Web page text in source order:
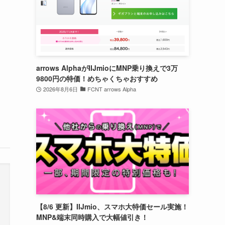
arrows AlphaがIIJmioにMNP乗り換えで3万
9800円の特価！めちゃくちゃおすすめ
2026年8月6日 FCNT arrows Alpha
【8/6 更新】IIJmio、スマホ大特価セール実施！
MNP&端末同時購入で大幅値引き！